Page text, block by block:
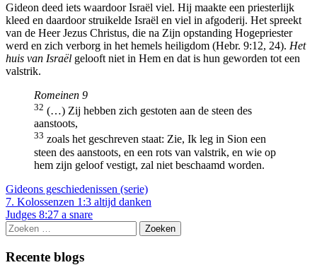
Gideon deed iets waardoor Israël viel. Hij maakte een priesterlijk
kleed en daardoor struikelde Israël en viel in afgoderij. Het spreekt
van de Heer Jezus Christus, die na Zijn opstanding Hogepriester
werd en zich verborg in het hemels heiligdom (Hebr. 9:12, 24). Het
huis van Israël gelooft niet in Hem en dat is hun geworden tot een
valstrik.
Romeinen 9
32 (…) Zij hebben zich gestoten aan de steen des
aanstoots,
33 zoals het geschreven staat: Zie, Ik leg in Sion een
steen des aanstoots, en een rots van valstrik, en wie op
hem zijn geloof vestigt, zal niet beschaamd worden.
Gideons geschiedenissen (serie)
Berichtnavigatie
7. Kolossenzen 1:3 altijd danken
Judges 8:27 a snare
Zoeken
naar:
Recente blogs